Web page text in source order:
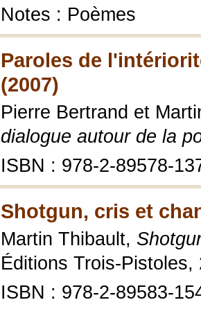
Notes : Poèmes
Paroles de
(2007)
Pierre Bertrand et
dialogue autour de la
ISBN : 978-2-89578-
Shotgun, cris et
Martin Thibault,
Éditions Trois-Pistoles,
ISBN : 978-2-89583-